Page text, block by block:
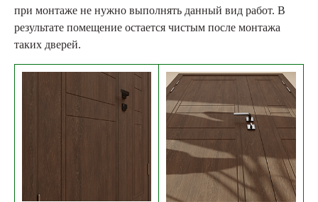
при монтаже не нужно выполнять данный вид работ. В
результате помещение остается чистым после монтажа
таких дверей.